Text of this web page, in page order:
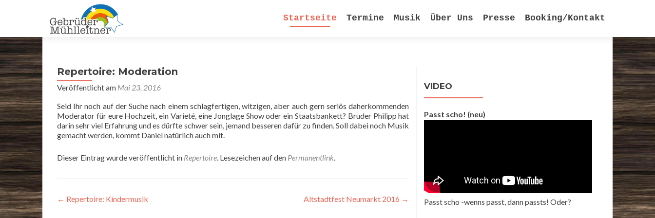
Inhalt
Startseite Termine Musik Über Uns Presse Booking/Kontakt
Repertoire: Moderation
Veröffentlicht am Mai 23, 2016
Seid Ihr noch auf der Suche nach einem schlagfertigen, witzigen, aber auch gern seriös daherkommenden
Moderator für eure Hochzeit, ein Varieté, eine Jonglage Show oder ein Staatsbankett? Bruder Philipp hat
darin sehr viel Erfahrung und es dürfte schwer sein, jemand besseren dafür zu finden. Soll dabei noch Musik
gemacht werden, kommt Daniel natürlich auch mit.
Dieser Eintrag wurde veröffentlicht in Repertoire. Lesezeichen auf den Permanentlink.
Beitragsnavigation
← Repertoire: Kindermusik Altstadtfest Neumarkt 2016 →
VIDEO
Passt scho! (neu)
Passt scho -wenns passt, dann passts! Oder?